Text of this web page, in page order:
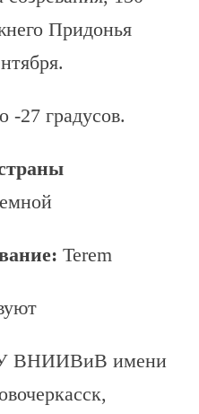
Придонья
-27 градусов.
Terem
ВНИИВиВ имени